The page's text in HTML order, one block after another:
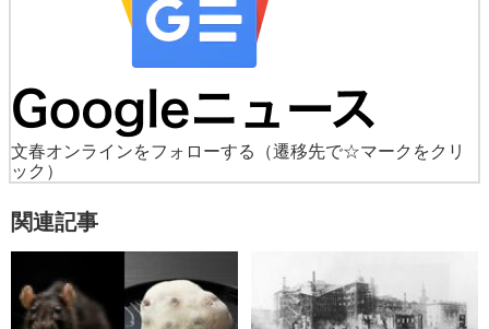
文春オンラインをフォローする
（遷移先で☆マークをクリ
ック）
関連記事